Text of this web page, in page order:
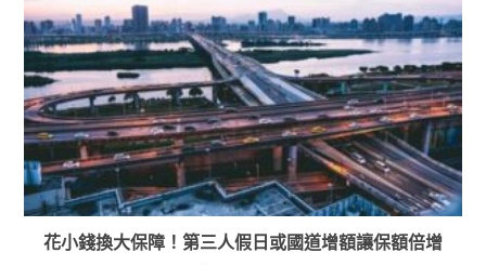
花小錢換大保障！第三人假日或國道增額讓保額倍增